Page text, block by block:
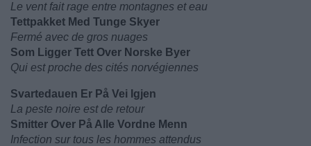
Le vent fait rage entre montagnes et eau
Tettpakket Med Tunge Skyer
Fermé avec de gros nuages
Som Ligger Tett Over Norske Byer
Qui est proche des cités norvégiennes
Svartedauen Er På Vei Igjen
La peste noire est de retour
Smitter Over På Alle Vordne Menn
Infection sur tous les hommes attendus